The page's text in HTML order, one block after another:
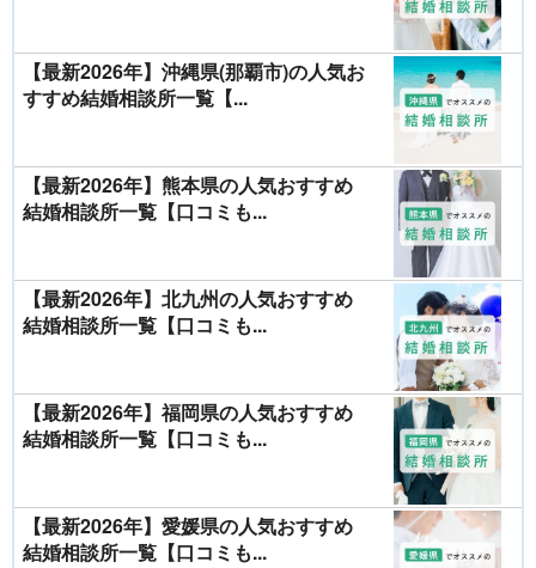
【最新2026年】沖縄県(那覇市)の人気お
すすめ結婚相談所一覧【...
【最新2026年】熊本県の人気おすすめ
結婚相談所一覧【口コミも...
【最新2026年】北九州の人気おすすめ
結婚相談所一覧【口コミも...
【最新2026年】福岡県の人気おすすめ
結婚相談所一覧【口コミも...
【最新2026年】愛媛県の人気おすすめ
結婚相談所一覧【口コミも...